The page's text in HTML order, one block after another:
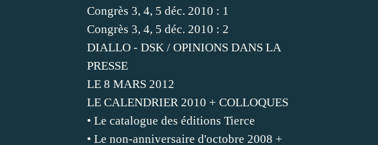
Congrès 3, 4, 5 déc. 2010 : 1
Congrès 3, 4, 5 déc. 2010 : 2
DIALLO - DSK / OPINIONS DANS LA
PRESSE
LE 8 MARS 2012
LE CALENDRIER 2010 + COLLOQUES
• Le catalogue des éditions Tierce
• Le non-anniversaire d'octobre 2008 +